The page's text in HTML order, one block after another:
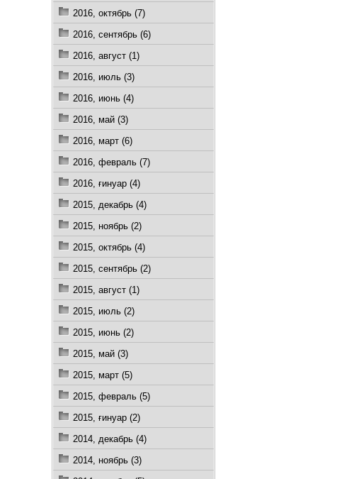
2016, октябрь (7)
2016, сентябрь (6)
2016, август (1)
2016, июль (3)
2016, июнь (4)
2016, май (3)
2016, март (6)
2016, февраль (7)
2016, ғинуар (4)
2015, декабрь (4)
2015, ноябрь (2)
2015, октябрь (4)
2015, сентябрь (2)
2015, август (1)
2015, июль (2)
2015, июнь (2)
2015, май (3)
2015, март (5)
2015, февраль (5)
2015, ғинуар (2)
2014, декабрь (4)
2014, ноябрь (3)